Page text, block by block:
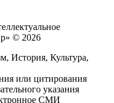
© 2026
История, Культура,
или цитирования
указания
СМИ